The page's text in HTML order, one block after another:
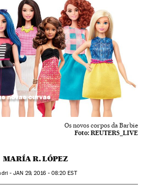
novas curvas
Os novos corpos da Barbie
Foto: REUTERS_LIVE
MARÍA R. LÓPEZ
-JAN 29, 2016 - 08:20 EST